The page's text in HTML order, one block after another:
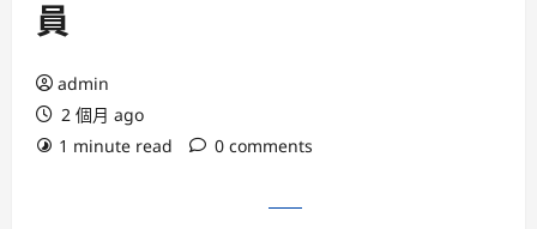
員
admin
2 個月 ago
1 minute read
0 comments